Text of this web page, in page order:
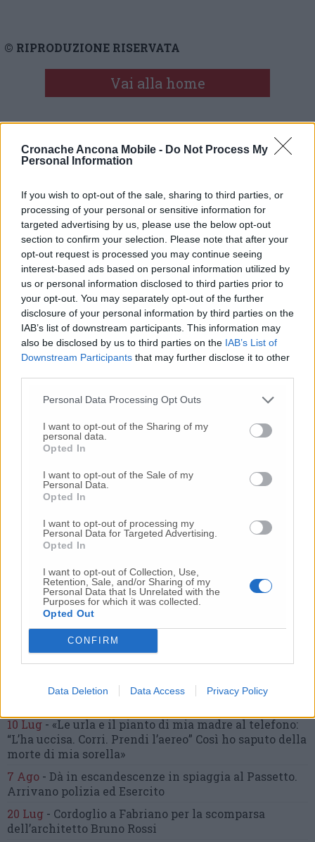
Cronache Ancona Mobile - Do Not Process My
Personal Information
If you wish to opt-out of the sale, sharing to third parties, or
processing of your personal or sensitive information for
targeted advertising by us, please use the below opt-out
section to confirm your selection. Please note that after your
opt-out request is processed you may continue seeing
interest-based ads based on personal information utilized by
us or personal information disclosed to third parties prior to
your opt-out. You may separately opt-out of the further
disclosure of your personal information by third parties on the
IAB’s list of downstream participants. This information may
also be disclosed by us to third parties on the IAB’s List of
Downstream Participants that may further disclose it to other
Personal Data Processing Opt Outs
I want to opt-out of the Sharing of my
personal data.
Opted In
I want to opt-out of the Sale of my
Personal Data.
Opted In
I want to opt-out of processing my
Personal Data for Targeted Advertising.
Opted In
I want to opt-out of Collection, Use,
Retention, Sale, and/or Sharing of my
Personal Data that Is Unrelated with the
Purposes for which it was collected.
Opted Out
CONFIRM
Data Deletion Data Access Privacy Policy
© RIPRODUZIONE RISERVATA
Vai alla home
Commenti
Nessun commento presente
Commenta
Commenta l'articolo
24 Lug-Bimbi costretti a colpirsi da soli
e lasciati al
-Luigia Fortunato,l’ennesimo femminicidio:
prima la lite, poi la furia col coltello
-Femminicidio a Loreto.Donna uccisa a
coltellate.Fermato il compagno: “L’ho ammazzata”
(Foto-Video)
-Scontro tra auto e moto a Numana:
gravissimo un centauroin eliambulanza a Torrette
«Notifica arrivata in mattinata,anche i miei figli
sono andati lì»
-Fermato col taser,
inseguimento.Indagini in corso per accertare le
16 Lug-Tragedia a Marzocca,donna travolta e uccisa
Malore in casa, muore
il professore Pino Attili
10 Lug-«Le urla e il pianto di mia madre al telefono:
“L’ha uccisa. Corri. Prendi l’aereo” Così ho saputo della
morte di mia sorella»
7 Ago - Dà in escandescenze in spiaggia al Passetto.
Arrivano polizia ed Esercito
20 Lug - Cordoglio a Fabriano per la scomparsa
dell’architetto Bruno Rossi